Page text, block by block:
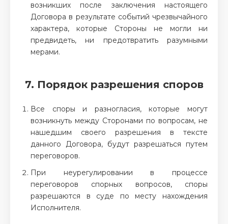
возникших после заключения настоящего
Договора в результате событий чрезвычайного
характера, которые Стороны не могли ни
предвидеть, ни предотвратить разумными
мерами.
7. Порядок разрешения споров
Все споры и разногласия, которые могут
возникнуть между Сторонами по вопросам, не
нашедшим своего разрешения в тексте
данного Договора, будут разрешаться путем
переговоров.
При неурегулировании в процессе
переговоров спорных вопросов, споры
разрешаются в суде по месту нахождения
Исполнителя.